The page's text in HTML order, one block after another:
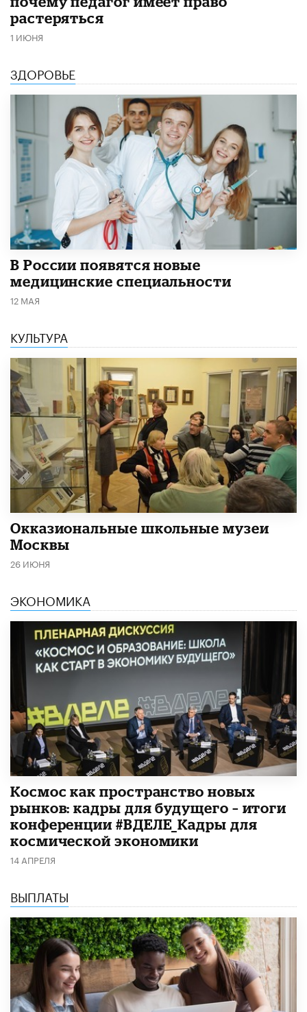
растеряться
1 ИЮНЯ
ЗДОРОВЬЕ
В России появятся новые
медицинские специальности
12 МАЯ
КУЛЬТУРА
​Окказиональные школьные музеи
Москвы
26 ИЮНЯ
ЭКОНОМИКА
Космос как пространство новых
рынков: кадры для будущего – итоги
конференции #ВДЕЛЕ_Кадры для
космической экономики
14 АПРЕЛЯ
ВЫПЛАТЫ